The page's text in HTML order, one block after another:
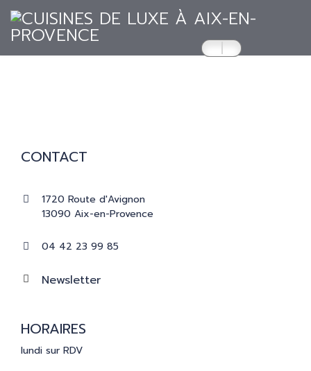
CUISINES
RÉALISATIONS
CONTACT
1720 Route d'Avignon
13090 Aix-en-Provence
04 42 23 99 85
Newsletter
HORAIRES
lundi sur RDV